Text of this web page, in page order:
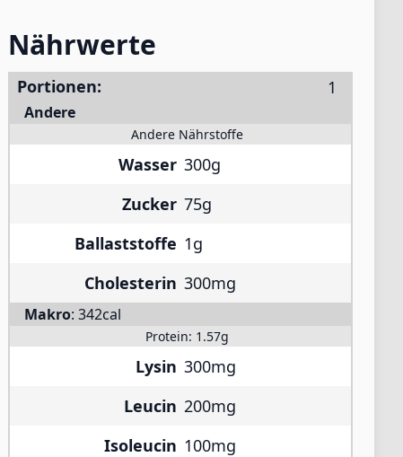
Nährwerte
Portionen:
Andere
Andere Nährstoffe
Wasser 300g
Zucker 75g
Ballaststoffe 1g
Cholesterin 300mg
Makro: 342cal
Protein: 1.57g
Lysin 300mg
Leucin 200mg
Isoleucin 100mg